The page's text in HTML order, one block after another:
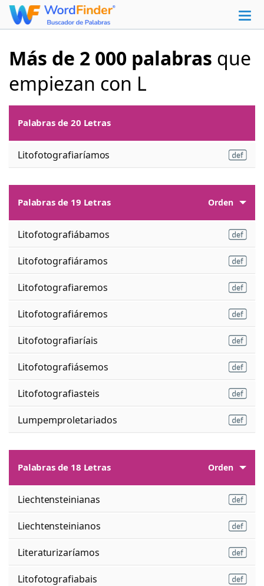
Más de 2 000 palabras que
empiezan con L
Palabras de 20 Letras
Litofotografiaríamos
Palabras de 19 Letras Orden
Litofotografiábamos
Litofotografiáramos
Litofotografiaremos
Litofotografiáremos
Litofotografiaríais
Litofotografiásemos
Litofotografiasteis
Lumpemproletariados
Palabras de 18 Letras Orden
Liechtensteinianas
Liechtensteinianos
Literaturizaríamos
Litofotografiabais